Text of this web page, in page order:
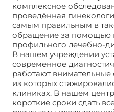
комплексное
проведённая
самым правильным в
обращение за помощью
профильного лечебно-
В нашем учреждении
современное
работают
из которых
клиниках. В нашем
короткие сроки сдать